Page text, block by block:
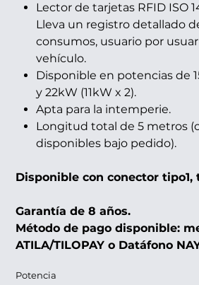
Lector de tarjetas RFID ISO
Lleva un registro detallado
consumos, usuario por
vehículo.
Disponible en potencias de
y 22kW (11kW x 2).
Apta para la intemperie.
Longitud total de 5 metros
disponibles bajo pedido).
Disponible con conector tipo1,
Garantía de 8 años.
Método de pago disponible:
ATILA/TILOPAY o Datáfono
Potencia